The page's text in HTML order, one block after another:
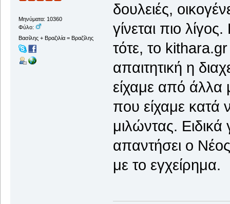
Μηνύματα: 10360
Φύλο:
Βασίλης + Βραζιλία = Βραζίλης
δουλειές,
γίνεται πιο
τότε, το
απαιτητική η
είχαμε από άλλα
που είχαμε κατά
μιλώντας.
απαντήσει ο
με το εγχείρημα.